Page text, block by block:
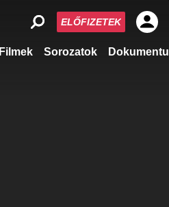
Filmek Sorozatok
ELŐFIZETEK